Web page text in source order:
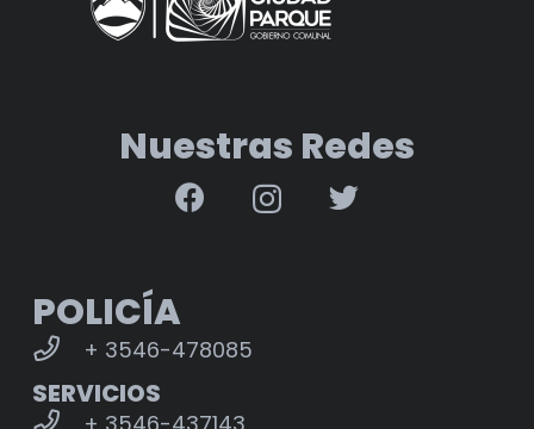
Nuestras Redes
POLICÍA
+ 3546-478085
SERVICIOS